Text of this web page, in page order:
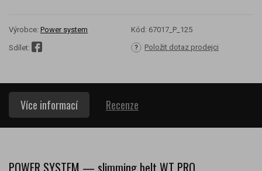
Výrobce: Power system Kód: 67017_P_125
Sdílet: Položit dotaz prodejci
Více informací Recenze
POWER SYSTEM — slimming belt WT PRO